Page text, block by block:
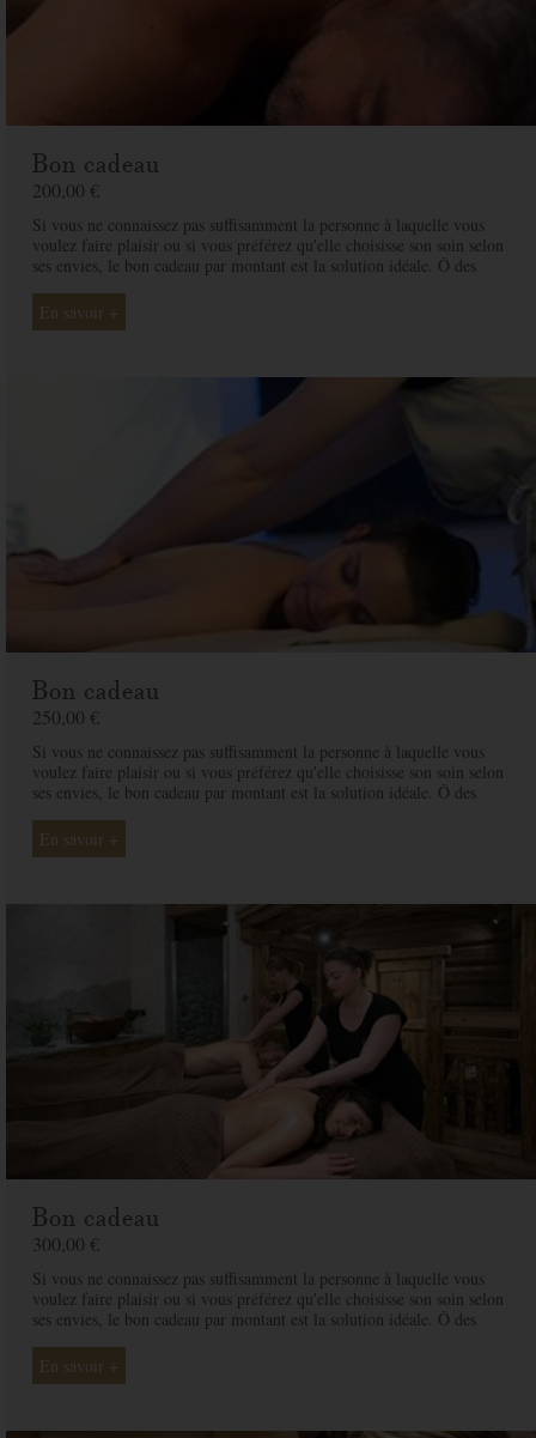
Bon cadeau
200,00 €
Si vous ne connaissez pas suffisamment la personne à laquelle vous
voulez faire plaisir ou si vous préférez qu'elle choisisse son soin selon
ses envies, le bon cadeau par montant est la solution idéale. Ô des
proche et ainsi rendre ce moment exceptionnel.
En savoir +
Bon cadeau
250,00 €
Si vous ne connaissez pas suffisamment la personne à laquelle vous
voulez faire plaisir ou si vous préférez qu'elle choisisse son soin selon
ses envies, le bon cadeau par montant est la solution idéale. Ô des
proche et ainsi rendre ce moment exceptionnel.
En savoir +
Bon cadeau
300,00 €
Si vous ne connaissez pas suffisamment la personne à laquelle vous
voulez faire plaisir ou si vous préférez qu'elle choisisse son soin selon
ses envies, le bon cadeau par montant est la solution idéale. Ô des
proche et ainsi rendre ce moment exceptionnel.
En savoir +